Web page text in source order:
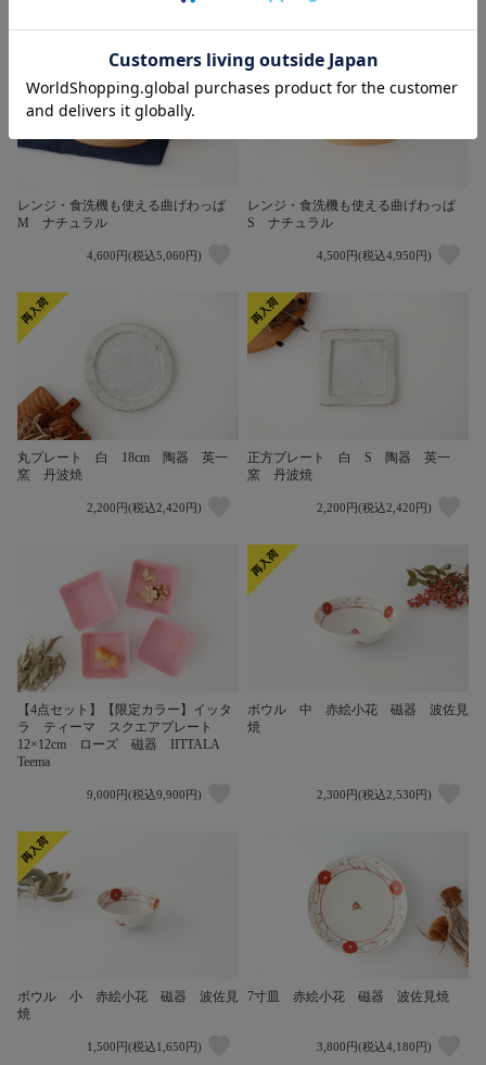
1,500円(税込1,650円)
レンジ・食洗機も使える曲げわっぱ
M ナチュラル
4,600円(税込5,060円)
レンジ・食洗機も使える曲げわっぱ
S ナチュラル
4,500円(税込4,950円)
丸プレート 白 18cm 陶器 英一
窯 丹波焼
2,200円(税込2,420円)
正方プレート 白 S 陶器 英一
窯 丹波焼
2,200円(税込2,420円)
【4点セット】【限定カラー】イッタ
ラ ティーマ スクエアプレート
12×12cm ローズ 磁器 IITTALA
Teema
9,000円(税込9,900円)
ボウル 中 赤絵小花 磁器 波佐見
焼
2,300円(税込2,530円)
ボウル 小 赤絵小花 磁器 波佐見
焼
1,500円(税込1,650円)
7寸皿 赤絵小花 磁器 波佐見焼
3,800円(税込4,180円)